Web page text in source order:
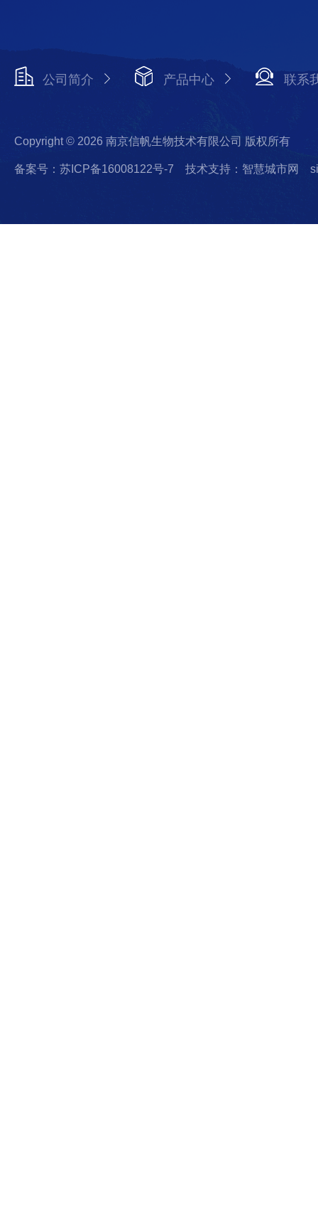
公司简介 产品中心 联系
Copyright © 2026 南京信帆生物技术有限公司 版权所有
备案号：苏ICP备16008122号-7 技术支持：智慧城市网